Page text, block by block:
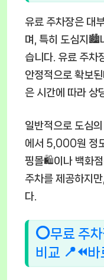
유료 주차장은 대
며, 특히 도심지🏙️
습니다. 유료 주차
안정적으로 확보
은 시간에 따라 상
일반적으로 도심
에서 5,000원 정
핑몰🛍️이나 백화점
주차를 제공하지
다.
⭕무료 주
비교 📍⏪